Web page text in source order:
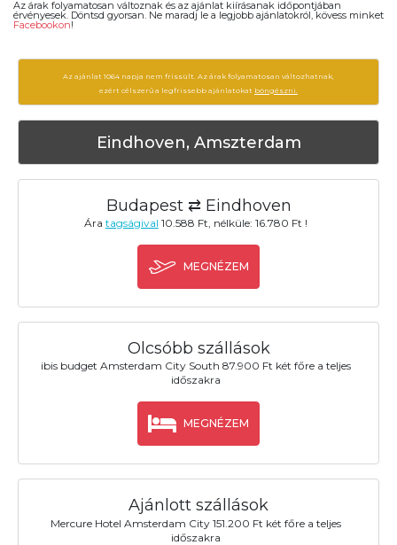
Az árak folyamatosan változnak és az ajánlat kiírásanak időpontjában
érvényesek. Döntsd gyorsan. Ne maradj le a legjobb ajánlatokról, kövess minket
Facebookon!
Az ajánlat 1064 napja nem frissült. Az árak folyamatosan változhatnak,
ezért célszerű a legfrissebb ajánlatokat böngészni.
Eindhoven, Amszterdam
Budapest ⇄ Eindhoven
Ára tagságival 10.588 Ft, nélküle: 16.780 Ft !
MEGNÉZEM
Olcsóbb szállások
ibis budget Amsterdam City South 87.900 Ft két főre a teljes
időszakra
MEGNÉZEM
Ajánlott szállások
Mercure Hotel Amsterdam City 151.200 Ft két főre a teljes
időszakra